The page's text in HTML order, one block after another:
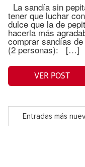
La sandía sin
tener que luchar
dulce que la de
hacerla más
comprar sandías
(2 personas): […]
VER POST
Entradas más